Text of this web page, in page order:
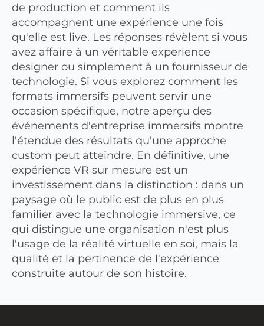
de production et comment ils
accompagnent une expérience une fois
qu'elle est live. Les réponses révèlent si vous
avez affaire à un véritable experience
designer ou simplement à un fournisseur de
technologie. Si vous explorez comment les
formats immersifs peuvent servir une
occasion spécifique, notre aperçu des
événements d'entreprise immersifs montre
l'étendue des résultats qu'une approche
custom peut atteindre. En définitive, une
expérience VR sur mesure est un
investissement dans la distinction : dans un
paysage où le public est de plus en plus
familier avec la technologie immersive, ce
qui distingue une organisation n'est plus
l'usage de la réalité virtuelle en soi, mais la
qualité et la pertinence de l'expérience
construite autour de son histoire.